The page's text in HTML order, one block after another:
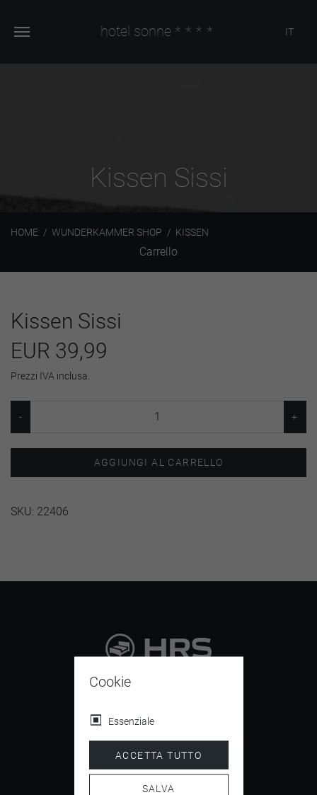
hotel sonne **** IT
Kissen Sissi
HOME WUNDERKAMMER SHOP KISSEN
Carrello
Kissen Sissi
EUR 39,99
Prezzi IVA inclusa.
AGGIUNGI AL CARRELLO
SKU: 22406
4.5/ 5
Cookie
Essenziale
ACCETTA TUTTO
SALVA